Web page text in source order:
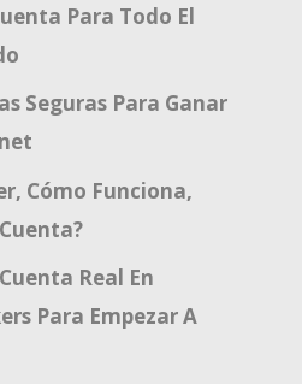
Para Todo El
Seguras Para Ganar
Cómo Funciona,
Real En
Para Empezar A